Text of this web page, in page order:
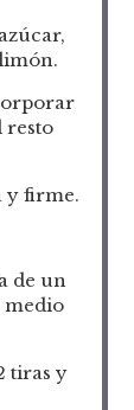
resto
y firme.
de un
medio
tiras y